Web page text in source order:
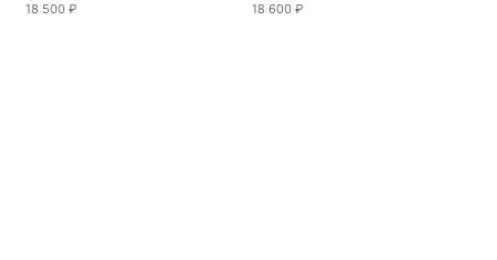
18 500 ₽ 18 600 ₽